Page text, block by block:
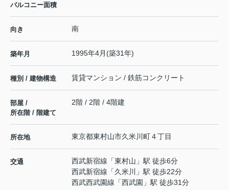
バルコニー面積
向き 南
築年月 1995年4月(築31年)
種別 / 建物構造 賃貸マンション / 鉄筋コンクリート
部屋 /
所在階 / 階建て
2階 / 2階 / 4階建
所在地 東京都東村山市久米川町４丁目
交通 西武新宿線 「東村山 」駅 徒歩6分
西武新宿線 「久米川
」駅 徒歩22分
西武西武園線 「西武園 」駅 徒歩31分